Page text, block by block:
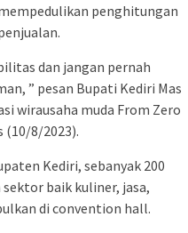
penghitungan
dan jangan pernah
” pesan Bupati Kediri Mas
wirausaha muda From Zero
(10/8/2023).
Kediri, sebanyak 200
baik kuliner, jasa,
di convention hall.